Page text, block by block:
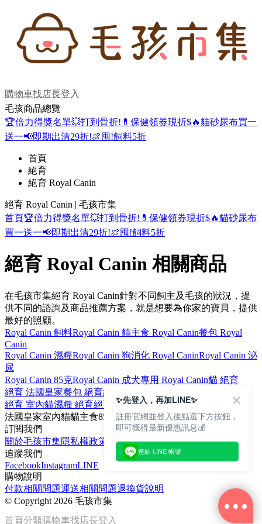
購物車找店長登入
毛孩商品總覽
🏆倍力得獎名單💥打到骨折! 💊保健領券現折$🔥貓砂尿布買一
送一📢即期出清29折!🍖囤!飼料5折
首頁
絕育
絕育 Royal Canin
絕育 Royal Canin | 毛孩市集
首頁🏆倍力得獎名單💥打到骨折! 💊保健領券現折$🔥貓砂尿布
買一送一📢即期出清29折!🍖囤!飼料5折
絕育 Royal Canin 相關商品
在毛孩市集絕育 Royal Canin針對不同飼主及毛孩的狀況，提
供不同的諮詢及商品推薦方案，就是想要為你家的寶貝，提供
最好的照顧。
Royal Canin 飼料Royal Canin 貓主食 Royal Canin餐包 Royal
Canin
Royal Canin 濕糧Royal Canin 狗消化 Royal CaninRoyal Canin 泌
尿
Royal Canin 85克Royal Canin 成犬專用 Royal Canin貓 絕育
絕育 法國皇家餐包 絕育絕育 85克
絕育 室內貓濕糧 絕育絕育 熟齡貓消化 絕育
法國皇家室內貓貓主食85克
訂閱我們
關於毛孩市集隱私權政策
文章
追蹤我們
FacebookInstagramLINE
購物說明
付款相關問題運送相關問題退換貨說明
© Copyright 2026 毛孩市集
首頁分類購物車找店長登入
✨先登入，再加LINE✨
註冊官網並登入後點選下方按鈕，
即可獲得最新優惠訊息💰
連結 LINE 帳號